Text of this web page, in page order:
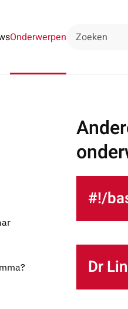
Onderwerpen
#!/
Dr